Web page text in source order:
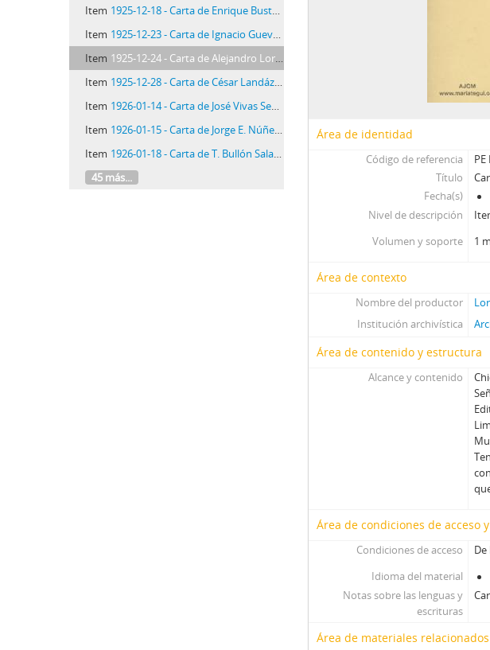
Item 1925-12-18 - Carta de Enrique Bustamante y Ballivián, 18/12/1925
Item 1925-12-23 - Carta de Ignacio Guevara a Minerva, 23/12/1925
Item 1925-12-24 - Carta de Alejandro Lora, 24/12/1925
Item 1925-12-28 - Carta de César Landázuri, 28/12/1925
Item 1926-01-14 - Carta de José Vivas Sena, 14/1/1926
Item 1926-01-15 - Carta de Jorge E. Núñez Valdivia, 15/1/1926
Item 1926-01-18 - Carta de T. Bullón Salazar, 18/1/1926
45 más...
Área de identidad
Código de referencia
PE
Título
Fecha(s)
Nivel de descripción
Volumen y soporte
1
Área de contexto
Nombre del productor
Institución archivística
Área de contenido y estructura
Alcance y contenido
Área de condiciones de acceso
Condiciones de acceso
Idioma del material
Notas sobre las lenguas y
escrituras
Área de materiales relacionados